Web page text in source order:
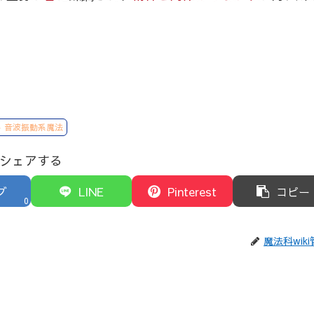
音波振動系魔法
シェアする
0
LINE Pinterest コピー
魔法科wiki